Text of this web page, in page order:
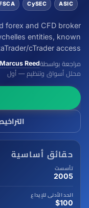
ASIC
CySEC
forex and CFD broker
entities, known
cTrader access.
مراجعة بواسطةMarcus Reed
محلل أسواق وتنظيم — أول
حقائق أساسية
تأسست
2005
الحد الأدنى للإيداع
$100